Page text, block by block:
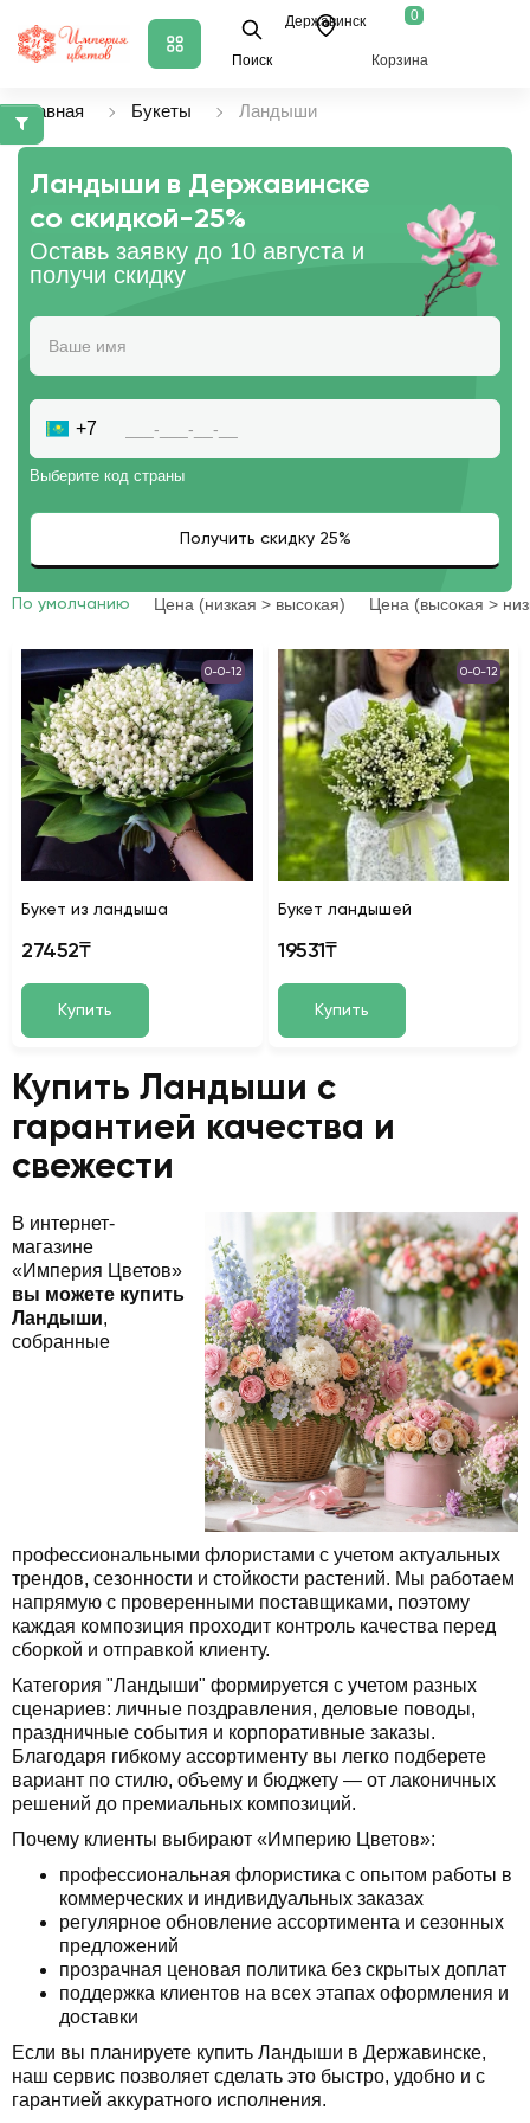
Поиск
Державинск 0
Корзина
Главная Букеты Ландыши
Ландыши в Державинске
со скидкой-25%
Оставь заявку до 10 августа и
получи скидку
+7
Выберите код страны
По умолчанию Цена (низкая > высокая) Цена (высокая >
0-0-12
Букет из ландыша
27452₸
Купить
0-0-12
Букет ландышей
19531₸
Купить
Купить Ландыши с
гарантией качества и
свежести
В интернет-
магазине
«Империя Цветов»
вы можете купить
Ландыши,
собранные
профессиональными флористами с учетом актуальных
трендов, сезонности и стойкости растений. Мы работаем
напрямую с проверенными поставщиками, поэтому
каждая композиция проходит контроль качества перед
сборкой и отправкой клиенту.
Категория "Ландыши" формируется с учетом разных
сценариев: личные поздравления, деловые поводы,
праздничные события и корпоративные заказы.
Благодаря гибкому ассортименту вы легко подберете
вариант по стилю, объему и бюджету — от лаконичных
решений до премиальных композиций.
Почему клиенты выбирают «Империю Цветов»:
профессиональная флористика с опытом работы в
коммерческих и индивидуальных заказах
регулярное обновление ассортимента и сезонных
предложений
прозрачная ценовая политика без скрытых доплат
поддержка клиентов на всех этапах оформления и
доставки
Если вы планируете купить Ландыши в Державинске,
наш сервис позволяет сделать это быстро, удобно и с
гарантией аккуратного исполнения.